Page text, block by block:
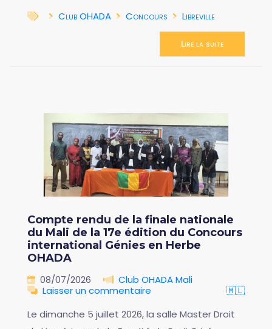
Club OHADA
Concours Libreville
Lire la suite
Compte rendu de la finale nationale
du Mali de la 17e édition du Concours
international Génies en Herbe
OHADA
08/07/2026
Club OHADA Mali
Laisser un commentaire
🇲🇱
Le dimanche 5 juillet 2026, la salle Master Droit